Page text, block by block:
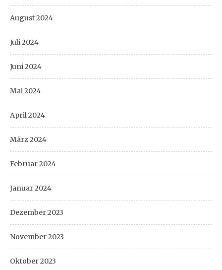
August 2024
Juli 2024
Juni 2024
Mai 2024
April 2024
März 2024
Februar 2024
Januar 2024
Dezember 2023
November 2023
Oktober 2023